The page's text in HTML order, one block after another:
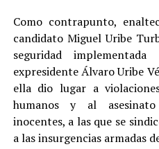
Como contrapunto,
candidato Miguel Uribe
seguridad
expresidente Álvaro Uribe
ella dio lugar a
humanos y al
inocentes, a las que se
a las insurgencias armadas